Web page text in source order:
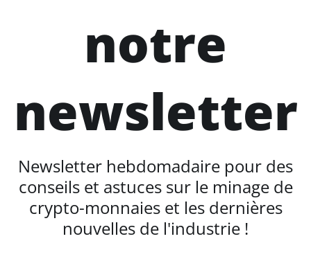
notre
newsletter
Newsletter hebdomadaire pour des
conseils et astuces sur le minage de
crypto-monnaies et les dernières
nouvelles de l'industrie !